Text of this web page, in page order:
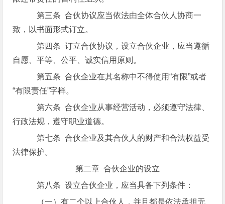
第三条 合伙协议应当依法由全体合伙人协商一
致，以书面形式订立。
第四条 订立合伙协议，设立合伙企业，应当遵循
自愿、平等、公平、诚实信用原则。
第五条 合伙企业在其名称中不得使用“有限”或者
“有限责任”字样。
第六条 合伙企业从事经营活动，必须遵守法律、
行政法规，遵守职业道德。
第七条 合伙企业及其合伙人的财产和合法权益受
法律保护。
第二章 合伙企业的设立
第八条 设立合伙企业，应当具备下列条件：
（一）有二个以上合伙人，并且都是依法承担无